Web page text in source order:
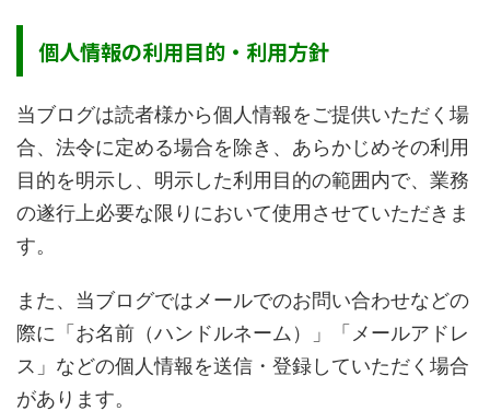
個人情報の利用目的・利用方針
当ブログは読者様から個人情報をご提供いただく場
合、法令に定める場合を除き、あらかじめその利用
目的を明示し、明示した利用目的の範囲内で、業務
の遂行上必要な限りにおいて使用させていただきま
す。
また、当ブログではメールでのお問い合わせなどの
際に「お名前（ハンドルネーム）」「メールアドレ
ス」などの個人情報を送信・登録していただく場合
があります。